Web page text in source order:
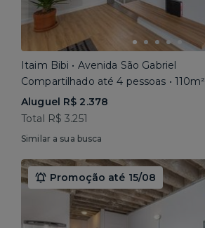
Itaim Bibi • Avenida São Gabriel
Compartilhado até 4 pessoas • 110m²
Aluguel R$ 2.378
Total R$ 3.251
Similar a sua busca
Promoção até 15/08